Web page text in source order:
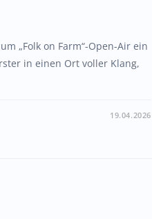
„Folk on Farm“-Open-Air ein
in einen Ort voller Klang,
19.04.2026